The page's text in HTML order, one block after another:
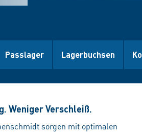
Passlager Lagerbuchsen
Weniger Verschleiß.
sorgen mit optimalen